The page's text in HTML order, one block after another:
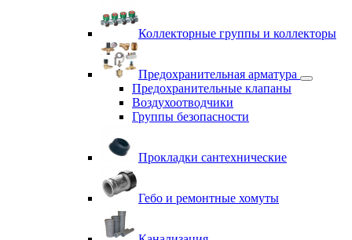
Коллекторные группы и коллекторы
Предохранительная арматура
Предохранительные клапаны
Воздухоотводчики
Группы безопасности
Прокладки сантехнические
Гебо и ремонтные хомуты